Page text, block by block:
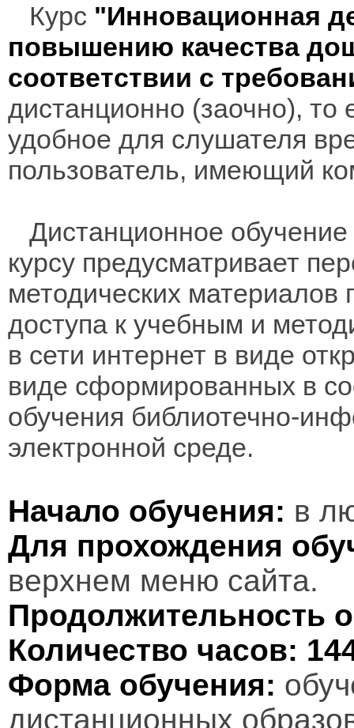
Курс "Инновационная
повышению качества
соответствии с
дистанционно (заочно), то
удобное для слушателя
пользователь, имеющий
Дистанционное
курсу предусматривает
методических материалов
доступа к учебным и
в сети интернет в виде
виде сформированных в
обучения библиотечно-
электронной среде.
Начало обучения: в
Для прохождения
верхнем меню сайта.
Продолжительность
Количество часов:
Форма обучения:
дистанционных